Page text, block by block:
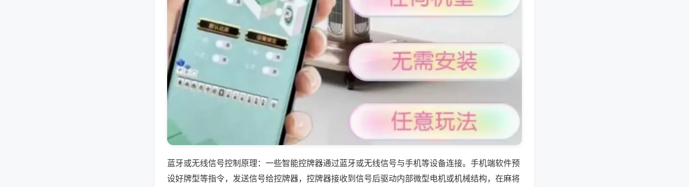
蓝牙或无线信号控制原理：一些智能控牌器通过蓝牙或无线信号与手机等设备连接。手机端软件预
设好牌型等指令，发送信号给控牌器，控牌器接收到信号后驱动内部微型电机或机械结构，在麻将